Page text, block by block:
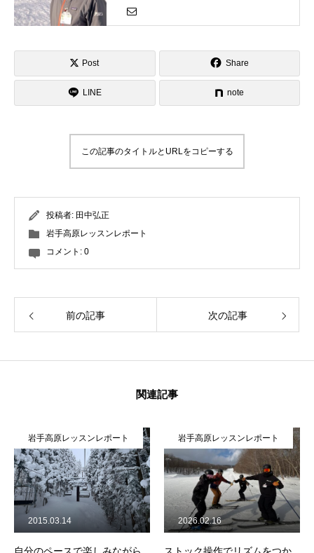
がらコブにチャレンジしましょう！
Post Share
LINE note
この記事のタイトルとURLをコピーする
投稿者: 田中弘正
岩手高原レッスンレポート
コメント: 0
前の記事 次の記事
関連記事
岩手高原レッスンレポート
2015.03.14
岩手高原レッスンレポート
2026.02.16